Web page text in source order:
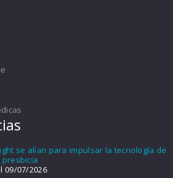
se alían para impulsar la tecnología de
09/07/2026